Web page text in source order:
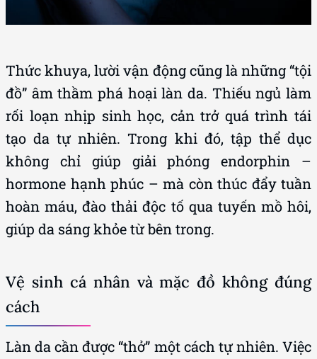
Thức khuya, lười vận động cũng là những “tội
đồ” âm thầm phá hoại làn da. Thiếu ngủ làm
rối loạn nhịp sinh học, cản trở quá trình tái
tạo da tự nhiên. Trong khi đó, tập thể dục
không chỉ giúp giải phóng endorphin –
hormone hạnh phúc – mà còn thúc đẩy tuần
hoàn máu, đào thải độc tố qua tuyến mồ hôi,
giúp da sáng khỏe từ bên trong.
Vệ sinh cá nhân và mặc đồ không đúng
cách
Làn da cần được “thở” một cách tự nhiên. Việc